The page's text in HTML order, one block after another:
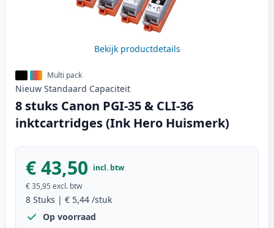
Bekijk productdetails
Multi pack
Nieuw Standaard Capaciteit
8 stuks Canon PGI-35 & CLI-36
inktcartridges (Ink Hero Huismerk)
€ 43,50 incl. btw
€ 35,95 excl. btw
8 Stuks | € 5,44 /stuk
Op voorraad